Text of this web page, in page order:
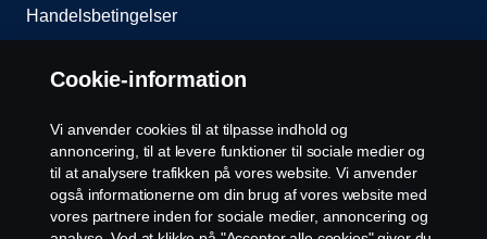
Handelsbetingelser
Kontakt os
Whistleblowing
EU Datalicensaftale
Cookie-indstillinger
Cookie-information
Vi anvender cookies til at tilpasse indhold og
annoncering, til at levere funktioner til sociale medier og
til at analysere trafikken på vores website. Vi anvender
også informationerne om din brug af vores website med
vores partnere inden for sociale medier, annoncering og